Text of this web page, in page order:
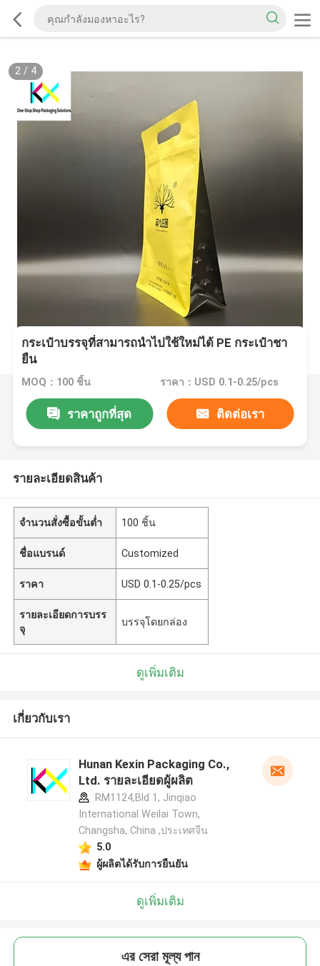
2/ 4
กระเป๋าบรรจุที่สามารถนําไปใช้ใหม่ได้ PE กระเป๋าชา
ยืน
MOQ：100 ชิ้น ราคา：USD 0.1-0.25/pcs
ราคาถูกที่สุด ติดต่อเรา
รายละเอียดสินค้า
จำนวนสั่งซื้อขั้นต่ำ 100 ชิ้น
ชื่อแบรนด์ Customized
ราคา USD 0.1-0.25/pcs
รายละเอียดการบรร
จุ
บรรจุโดยกล่อง
ดูเพิ่มเติม
เกี่ยวกับเรา
Hunan Kexin Packaging Co.,
Ltd. รายละเอียดผู้ผลิต
RM1124,Bld 1, Jinqiao
International Weilai Town,
Changsha, China ,ประเทศจีน
5.0
ผู้ผลิตได้รับการยืนยัน
ดูเพิ่มเติม
এর সেরা মূল্য পান